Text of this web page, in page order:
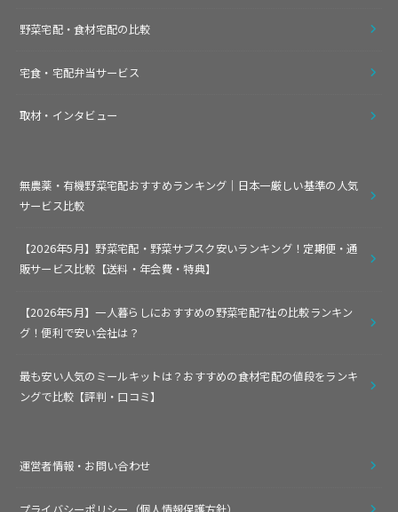
野菜宅配・食材宅配の比較
宅食・宅配弁当サービス
取材・インタビュー
無農薬・有機野菜宅配おすすめランキング｜日本一厳しい基準の人気
サービス比較
【2026年5月】野菜宅配・野菜サブスク安いランキング！定期便・通
販サービス比較【送料・年会費・特典】
【2026年5月】一人暮らしにおすすめの野菜宅配7社の比較ランキン
グ！便利で安い会社は？
最も安い人気のミールキットは？おすすめの食材宅配の値段をランキ
ングで比較【評判・口コミ】
運営者情報・お問い合わせ